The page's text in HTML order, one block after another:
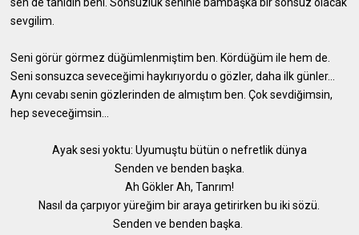
sen de tanıdın beni. Sonsuzluk seninle bambaşka bir sonsuz olacak
sevgilim.
Seni görür görmez düğümlenmiştim ben. Kördüğüm ile hem de.
Seni sonsuzca seveceğimi haykırıyordu o gözler, daha ilk günler...
Aynı cevabı senin gözlerinden de almıştım ben. Çok sevdiğimsin,
hep seveceğimsin...
Ayak sesi yoktu: Uyumuştu bütün o nefretlik dünya
Senden ve benden başka.
Ah Gökler Ah, Tanrım!
Nasıl da çarpıyor yüreğim bir araya getirirken bu iki sözü.
Senden ve benden başka.